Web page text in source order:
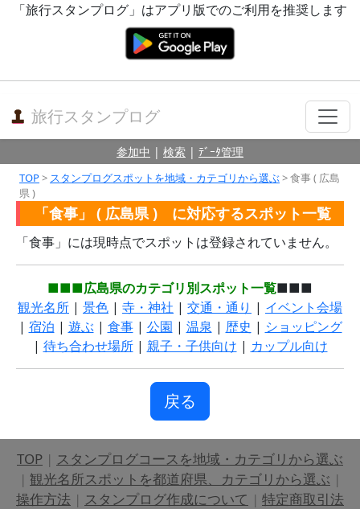
「旅行スタンプログ」はアプリ版でのご利用を推奨します
旅行スタンプログ
参加中 | 検索 | ﾃﾞｰﾀ管理
TOP> スタンプログスポットを地域・カテゴリから選ぶ> 食事 ( 広島
県 )
「食事」 ( 広島県 ) に対応するスポット一覧
「食事」には現時点でスポットは登録されていません。
■■■広島県のカテゴリ別スポット一覧■■■
観光名所 | 景色 | 寺・神社 | 交通・通り | イベント会場
| 宿泊 | 遊ぶ| 食事| 公園 | 温泉 | 歴史 | ショッピング
| 待ち合わせ場所| 親子・子供向け | カップル向け
戻る
TOP | スタンプログコースを地域・カテゴリから選ぶ
| 観光名所スポットを都道府県、カテゴリから選ぶ |
操作方法 | スタンプログ作成について | 特定商取引法